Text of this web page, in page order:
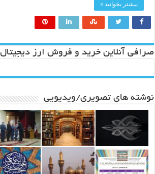
بیشتر بخوانید »
صرافی آنلاین خرید و فروش ارز دیجیتال
نوشته های تصویری/ویدیویی